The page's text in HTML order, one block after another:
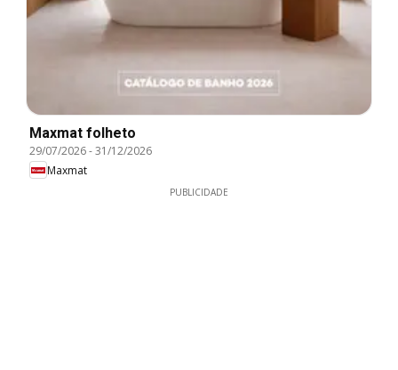
Maxmat folheto
29/07/2026-31/12/2026
Maxmat
PUBLICIDADE